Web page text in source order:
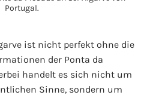
ist nicht perfekt ohne die
der Ponta da
handelt es sich nicht um
Sinne, sondern um